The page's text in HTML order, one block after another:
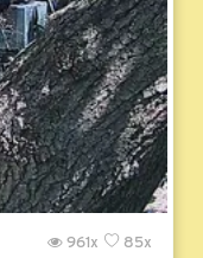
85x
961x